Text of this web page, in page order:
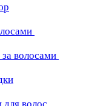
волосами